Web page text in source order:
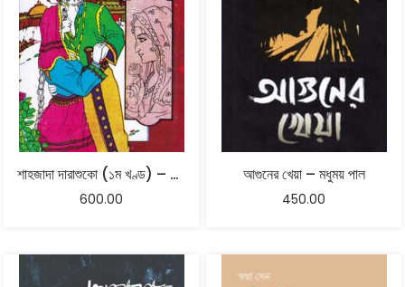
শাহজাদা দারাশুকো (১ম খণ্ড) – শ্যামল গঙ্গোপাধ্যায়
600.00
আগুনের খেয়া – মধুময় পাল
450.00